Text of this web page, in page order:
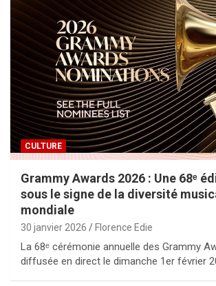
CULTURE
Grammy Awards 2026 : Une 68ᵉ
sous le signe de la diversité
mondiale
30 janvier 2026 Florence Edie
La 68ᵉ cérémonie annuelle des Grammy
diffusée en direct le dimanche 1er février